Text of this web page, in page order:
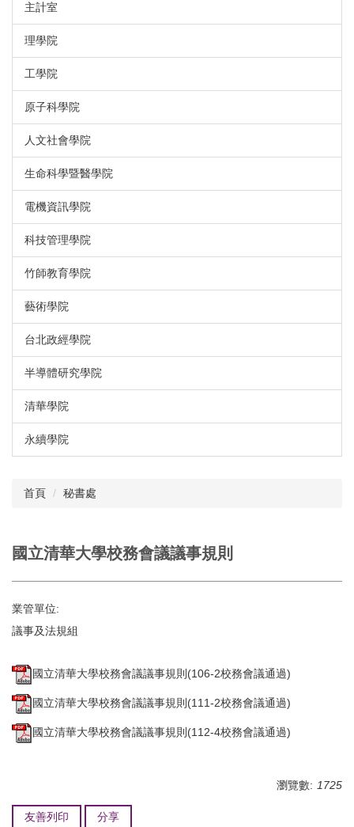
主計室
理學院
工學院
原子科學院
人文社會學院
生命科學暨醫學院
電機資訊學院
科技管理學院
竹師教育學院
藝術學院
台北政經學院
半導體研究學院
清華學院
永續學院
首頁 秘書處
國立清華大學校務會議議事規則
業管單位:
議事及法規組
國立清華大學校務會議議事規則(106-2校務會議通過)
國立清華大學校務會議議事規則(111-2校務會議通過)
國立清華大學校務會議議事規則(112-4校務會議通過)
瀏覽數: 1725
友善列印 分享